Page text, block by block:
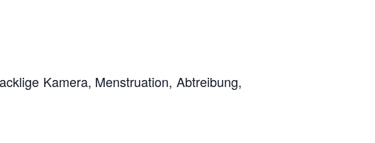
Kamera, Menstruation, Abtreibung,